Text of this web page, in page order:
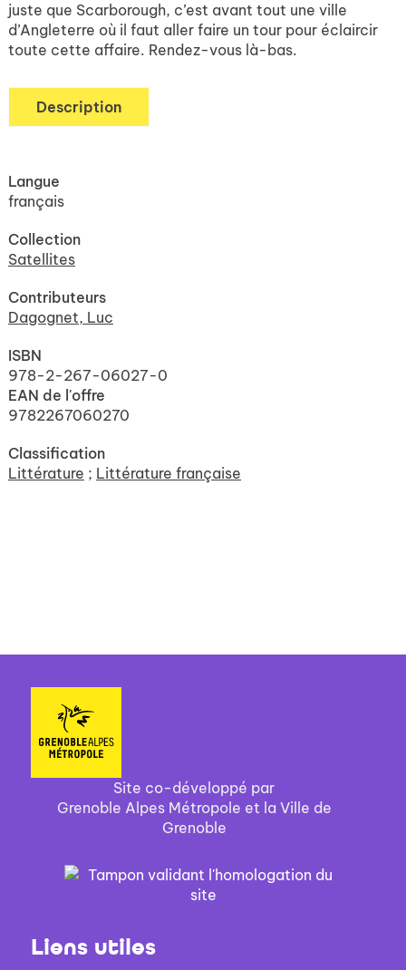
juste que Scarborough, c’est avant tout une ville
d’Angleterre où il faut aller faire un tour pour éclaircir
toute cette affaire. Rendez-vous là-bas.
Description
Langue
français
Collection
Satellites
Contributeurs
Dagognet, Luc
ISBN
978-2-267-06027-0
EAN de l'offre
9782267060270
Classification
Littérature ; Littérature française
Site co-développé par
Grenoble Alpes Métropole et la Ville de
Grenoble
Liens utiles